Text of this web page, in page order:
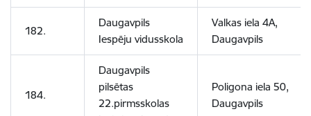
182.
Daugavpils
Iespēju vidusskola
Valkas iela 4A,
Daugavpils
184.
Daugavpils
pilsētas
22.pirmsskolas
Poligona iela 50,
Daugavpils